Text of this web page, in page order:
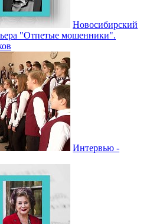
Новосибирский
"Отпетые мошенники".
Интервью -